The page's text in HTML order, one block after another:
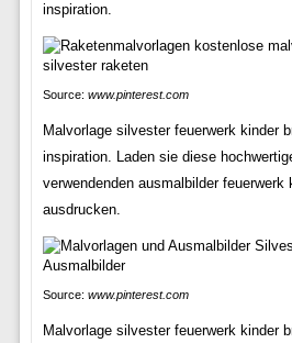
inspiration.
Source: www.pinterest.com
Malvorlage silvester feuerwerk kinder
inspiration. Laden sie diese
verwendenden ausmalbilder feuerwerk
ausdrucken.
Source: www.pinterest.com
Malvorlage silvester feuerwerk kinder